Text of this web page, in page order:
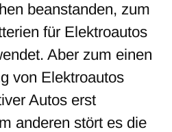
beanstanden, zum
für Elektroautos
Aber zum einen
von Elektroautos
Autos erst
anderen stört es die